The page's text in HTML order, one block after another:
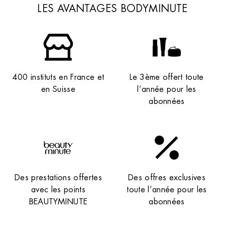
LES AVANTAGES BODYMINUTE
400 instituts en France et
en Suisse
Le 3ème offert toute
l’année pour les
abonnées
Des prestations offertes
avec les points
BEAUTYMINUTE
Des offres exclusives
toute l’année pour les
abonnées